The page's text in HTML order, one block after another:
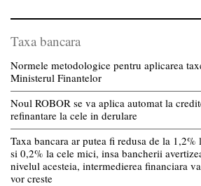
Taxa bancara
Normele metodologice pentru aplicarea
Ministerul Finantelor
Noul ROBOR se va aplica automat la
refinantare la cele in derulare
Taxa bancara ar putea fi redusa de la
si 0,2% la cele mici, insa bancherii
nivelul acesteia, intermedierea financiara
vor creste